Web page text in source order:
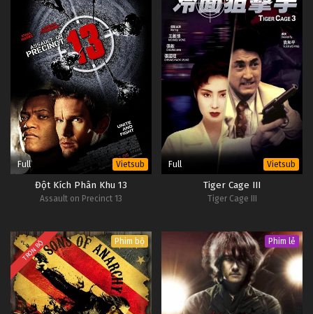
Full Vietsub
Đột Kích Phân Khu 13
Assault on Precinct 13
Full Vietsub
Tiger Cage III
Tiger Cage III
TRỌN BỘ Phim bộ Phim lẻ